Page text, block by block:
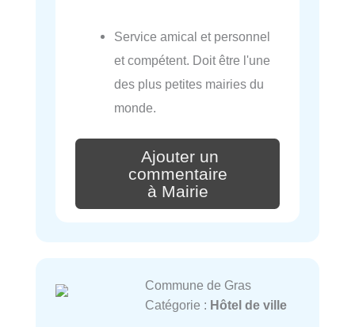
Service amical et personnel
et compétent. Doit être l'une
des plus petites mairies du
monde.
Ajouter un
commentaire
à Mairie
Commune de Gras
Catégorie : Hôtel de ville